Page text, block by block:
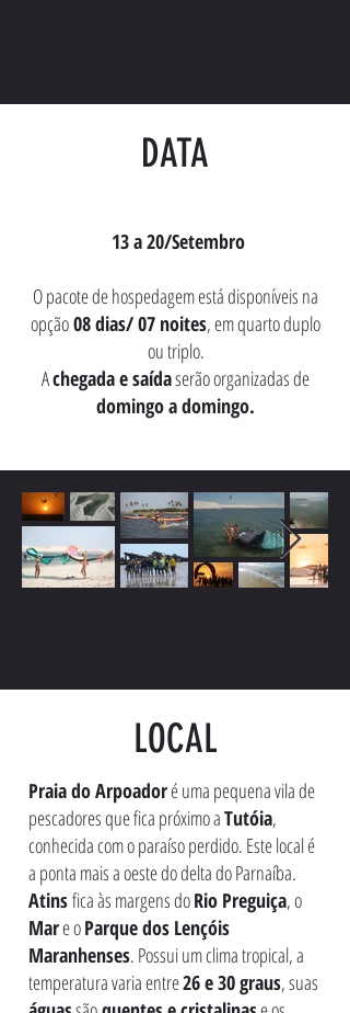
DATA
13 a 20/Setembro
O pacote de hospedagem está disponíveis na
opção08 dias/ 07 noites, em quarto duplo
ou triplo.
Achegada e saídaserão organizadas de
domingo a domingo.
LOCAL
Praia do Arpoadoré uma pequena vila de
pescadores que fica próximo aTutóia,
conhecida com o paraíso perdido. Este local é
a ponta mais a oeste do delta do Parnaíba.
Atinsfica às margens doRio Preguiça, o
Mare oParque dos Lençóis
Maranhenses. Possui um clima tropical, a
temperatura varia entre26 e 30 graus, suas